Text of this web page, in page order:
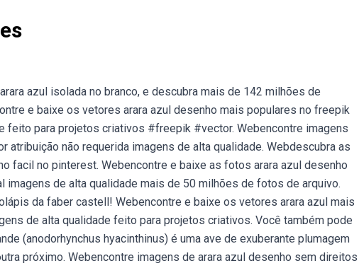
azul isolada no branco, e descubra mais de 142 milhões de
e baixe os vetores arara azul desenho mais populares no freepik
feito para projetos criativos #freepik #vector. Webencontre imagens
atribuição não requerida imagens de alta qualidade. Webdescubra as
facil no pinterest. Webencontre e baixe as fotos arara azul desenho
de alta qualidade mais de 50 milhões de fotos de arquivo.
da faber castell! Webencontre e baixe os vetores arara azul mais
de alta qualidade feito para projetos criativos. Você também pode
(anodorhynchus hyacinthinus) é uma ave de exuberante plumagem
próximo. Webencontre imagens de arara azul desenho sem direitos